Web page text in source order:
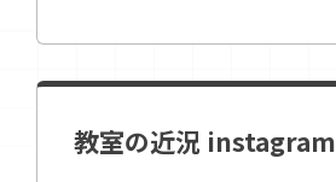
教室の近況 instagram